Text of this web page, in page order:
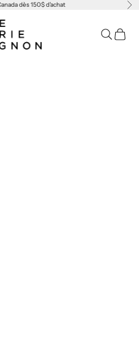
dès 150$ d'achat
Chagnon
Recherche
Panier